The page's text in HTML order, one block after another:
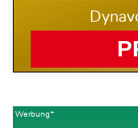
Werbung*